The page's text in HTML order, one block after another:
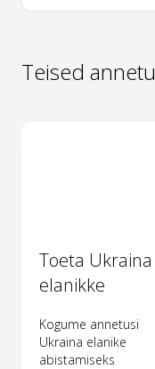
Teised
Toeta Ukraina
elanikke
Kogume annetusi
Ukraina elanike
abistamiseks